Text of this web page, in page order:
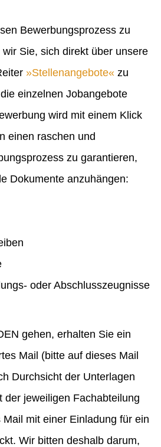
Bewerbungsprozess zu
Sie, sich direkt über unsere
Stellenangebote
zu
einzelnen Jobangebote
wird mit einem Klick
einen raschen und
zu garantieren,
Dokumente anzuhängen:
oder Abschlusszeugnisse
gehen, erhalten Sie ein
Mail (bitte auf dieses Mail
Durchsicht der Unterlagen
der jeweiligen Fachabteilung
mit einer Einladung für ein
Wir bitten deshalb darum,